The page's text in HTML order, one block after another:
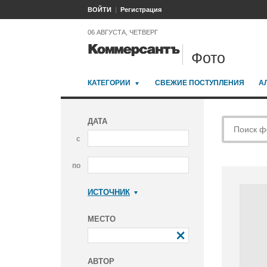
ВОЙТИ Регистрация
06 АВГУСТА, ЧЕТВЕРГ
Фото
КАТЕГОРИИ СВЕЖИЕ ПОСТУПЛЕНИЯ
ДАТА
с
по
ИСТОЧНИК
МЕСТО
АВТОР